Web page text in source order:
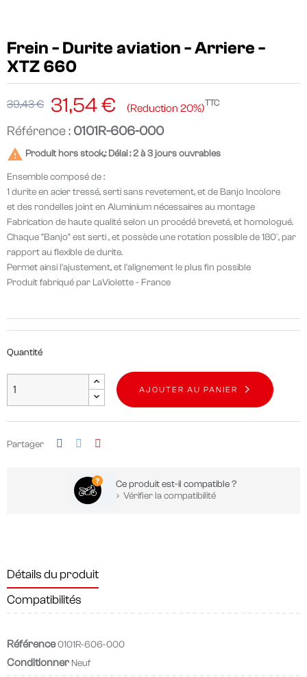
Frein - Durite aviation - Arriere -
XTZ 660
39,43 € 31,54 € Reduction 20% TTC
Référence : 0101R-606-000
 Produit hors stock,: Délai : 2 à 3 jours ouvrables
Ensemble composé de :
1 durite en acier tressé, serti sans revetement, et de Banjo Incolore
et des rondelles joint en Aluminium nécessaires au montage
Fabrication de haute qualité selon un procédé breveté, et homologué.
Chaque "Banjo" est serti , et possède une rotation possible de 180°, par
rapport au flexible de durite.
Permet ainsi l'ajustement, et l'alignement le plus fin possible
Produit fabriqué par LaViolette - France
Quantité
AJOUTER AU PANIER
Partager
Ce produit est-il compatible ?
Vérifier la compatibilité
Détails du produit
Compatibilités
Référence0101R-606-000
Conditionner Neuf